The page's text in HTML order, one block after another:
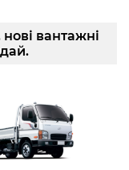
вантажні